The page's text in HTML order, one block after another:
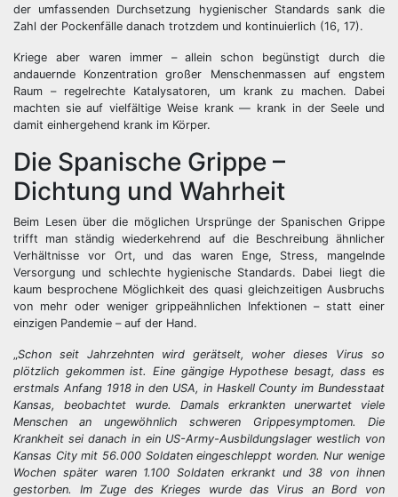
der umfassenden Durchsetzung hygienischer Standards sank die
Zahl der Pockenfälle danach trotzdem und kontinuierlich (16, 17).
Kriege aber waren immer – allein schon begünstigt durch die
andauernde Konzentration großer Menschenmassen auf engstem
Raum – regelrechte Katalysatoren, um krank zu machen. Dabei
machten sie auf vielfältige Weise krank — krank in der Seele und
damit einhergehend krank im Körper.
Die Spanische Grippe –
Dichtung und Wahrheit
Beim Lesen über die möglichen Ursprünge der Spanischen Grippe
trifft man ständig wiederkehrend auf die Beschreibung ähnlicher
Verhältnisse vor Ort, und das waren Enge, Stress, mangelnde
Versorgung und schlechte hygienische Standards. Dabei liegt die
kaum besprochene Möglichkeit des quasi gleichzeitigen Ausbruchs
von mehr oder weniger grippeähnlichen Infektionen – statt einer
einzigen Pandemie – auf der Hand.
„Schon seit Jahrzehnten wird gerätselt, woher dieses Virus so
plötzlich gekommen ist. Eine gängige Hypothese besagt, dass es
erstmals Anfang 1918 in den USA, in Haskell County im Bundesstaat
Kansas, beobachtet wurde. Damals erkrankten unerwartet viele
Menschen an ungewöhnlich schweren Grippesymptomen. Die
Krankheit sei danach in ein US-Army-Ausbildungslager westlich von
Kansas City mit 56.000 Soldaten eingeschleppt worden. Nur wenige
Wochen später waren 1.100 Soldaten erkrankt und 38 von ihnen
gestorben. Im Zuge des Krieges wurde das Virus an Bord von